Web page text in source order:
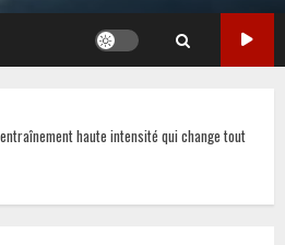
haute intensité qui change tout